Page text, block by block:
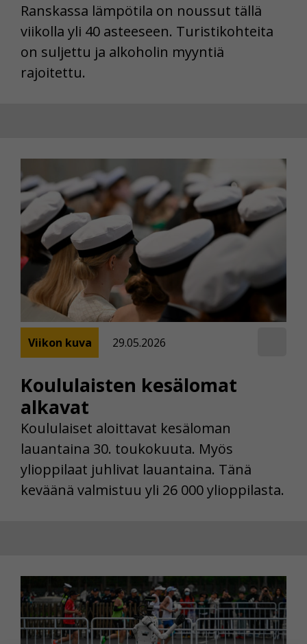
Ranskassa lämpötila on noussut tällä
viikolla yli 40 asteeseen. Turistikohteita
on suljettu ja alkoholin myyntiä
rajoitettu.
Koululaisten kesälomat
alkavat
Viikon kuva 29.05.2026
Koululaiset aloittavat kesäloman
lauantaina 30. toukokuuta. Myös
ylioppilaat juhlivat lauantaina. Tänä
keväänä valmistuu yli 26 000 ylioppilasta.